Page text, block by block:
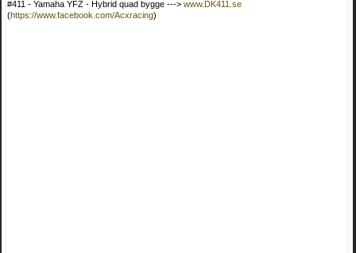
#411 - Yamaha YFZ - Hybrid quad bygge ---> www.DK411.se
(https://www.facebook.com/Acxracing)